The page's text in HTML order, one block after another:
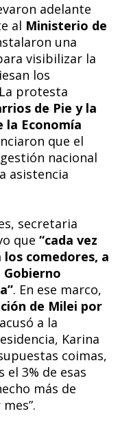
adelante
al Ministerio de
una
visibilizar la
los
protesta
de Pie y la
la Economía
que el
nacional
asistencia
secretaria
que “cada vez
los comedores, a
. En ese marco,
de Milei por
a la
Karina
coimas,
el 3% de esas
más de